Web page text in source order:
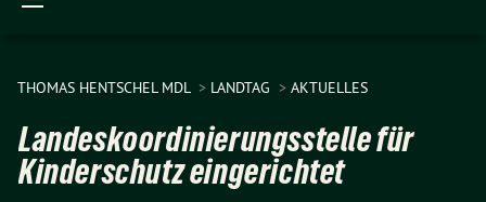
THOMAS HENTSCHEL MDL LANDTAG AKTUELLES
Landeskoordinierungsstelle für
Kinderschutz eingerichtet